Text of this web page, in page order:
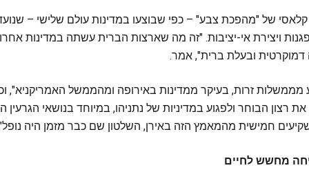
של "מהפכת צבע" – כפי שבוצעו במדינות עולם שלישי –
ויצירת אי-יציבות. "זה מה שארצות הברית עשתה במדינות
ובעלת ברית", אמר.
מממשלות זרות, בעיקר ממדינות באירופה ומהממשל האמריקניא",
רצון הבוחר ולפגוע במדיניות של נתניהו, במיוחד בנושאי הגרעין
חמישית מהמאמץ הזה באירן, השלטון שם כבר מזמן היה
מחשש לחיים